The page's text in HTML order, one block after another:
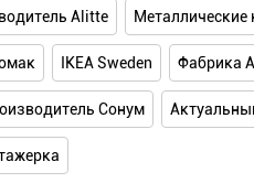
Alitte Металлические
IKEA Sweden Фабрика
Сонум